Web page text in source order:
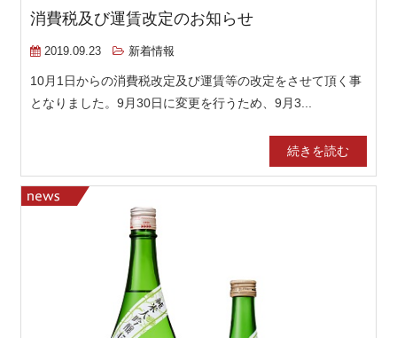
消費税及び運賃改定のお知らせ
2019.09.23 新着情報
10月1日からの消費税改定及び運賃等の改定をさせて頂く事
となりました。9月30日に変更を行うため、9月3...
続きを読む